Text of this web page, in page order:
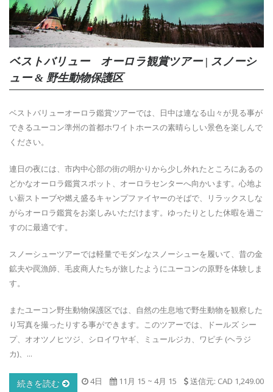
ベストバリュー オーロラ観賞ツアー | スノーシ
ュー & 野生動物保護区
ベストバリューオーロラ鑑賞ツアーでは、日中は連なる山々が見る事が
できるユーコン準州の首都ホワイトホースの素晴らしい景色を楽しんで
ください。
連日の夜には、市内中心部の街の明かりから少し外れたところにあるの
どかなオーロラ鑑賞スポット、オーロラセンターへ向かいます。心地よ
い薪ストーブや燃え盛るキャンプファイヤーのそばで、リラックスしな
がらオーロラ鑑賞をお楽しみいただけます。ゆったりとした休暇を過ご
すのに最適です。
スノーシューツアーでは軽量でモダンなスノーシューを履いて、昔の金
鉱夫や罠漁師、毛皮商人たちが旅したようにユーコンの原野を体験しま
す。
またユーコン野生動物保護区では、自然の生息地で野生動物を観察した
り写真を撮ったりする事ができます。このツアーでは、ドールズ シー
プ、オオツノヒツジ、シロイワヤギ、ミュールジカ、ワピチ (ヘラジ
カ)、...
4日 11月 15 ~ 4月 15 送信元: CAD 1,249.00
続きを読む